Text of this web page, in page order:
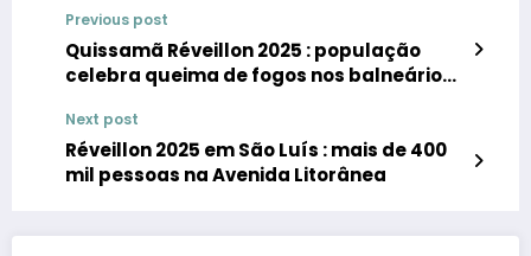
Previous post
Quissamã Réveillon 2025 : população
celebra queima de fogos nos balneários
Barra do Furado
Next post
Réveillon 2025 em São Luís : mais de 400
mil pessoas na Avenida Litorânea